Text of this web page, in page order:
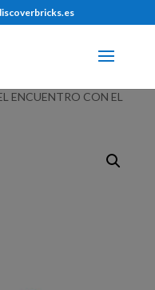
ENCUENTRO CON EL